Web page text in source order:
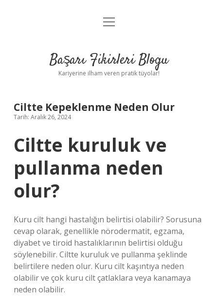
Anasayfa
Yasal Uyarı
menüyü
Başarı Fikirleri Blogu
Kariyerine ilham veren pratik tüyolar!
Ciltte Kepeklenme Neden Olur
Tarih: Aralık 26, 2024
Ciltte kuruluk ve
pullanma neden
olur?
Kuru cilt hangi hastalığın belirtisi olabilir? Sorusuna
cevap olarak, genellikle nörodermatit, egzama,
diyabet ve tiroid hastalıklarının belirtisi olduğu
söylenebilir. Ciltte kuruluk ve pullanma şeklinde
belirtilere neden olur. Kuru cilt kaşıntıya neden
olabilir ve çok kuru cilt çatlaklara veya kanamaya
neden olabilir.